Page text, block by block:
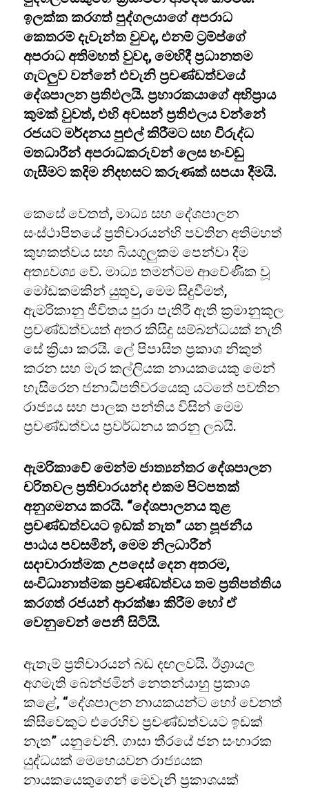
ඉලක්ක කරගත් පුද්ගලයාගේ අපරාධ
කෙතරම් දැවැන්ත වුවද, එනම් ට්‍රම්ප්ගේ
අපරාධ අතිමහත් වුවද, මෙහිදී ප්‍රධානතම
ගැටලුව වන්නේ එවැනි ප්‍රචණ්ඩත්වයේ
දේශපාලන ප්‍රතිඵලයි. ප්‍රහාරකයාගේ අභිප්‍රාය
කුමක් වුවත්, එහි අවසන් ප්‍රතිඵලය වන්නේ
රජයට මර්දනය පුළුල් කිරීමට සහ විරුද්ධ
මතධාරීන් අපරාධකරුවන් ලෙස හංවඩු
ගැසීමට කදිම නිදහසට කරුණක් සපයා දීමයි.
කෙසේ වෙතත්, මාධ්‍ය සහ දේශපාලන
සංස්ථාපිතයේ ප්‍රතිචාරයන්හි පවතින අතිමහත්
කුහකත්වය සහ බියගුලුකම පෙන්වා දීම
අත්‍යවශ්‍ය වේ. මාධ්‍ය තමන්ටම ආවේණික වූ
මෝඩකමකින් යුතුව, මෙම සිදුවීමත්,
ඇමරිකානු ජීවිතය පුරා පැතිරී ඇති ක්‍රමානුකූල
ප්‍රචණ්ඩත්වයත් අතර කිසිදු සම්බන්ධයක් නැති
සේ ක්‍රියා කරයි. ලේ පිපාසිත ප්‍රකාශ නිකුත්
කරන සහ මැර කල්ලියක නායකයෙකු මෙන්
හැසිරෙන ජනාධිපතිවරයෙකු යටතේ පවතින
රාජ්‍යය සහ පාලක පන්තිය විසින් මෙම
ප්‍රචණ්ඩත්වය ප්‍රවර්ධනය කරනු ලබයි.
ඇමරිකාවේ මෙන්ම ජාත්‍යන්තර දේශපාලන
චරිතවල ප්‍රතිචාරයන්ද එකම පිටපතක්
අනුගමනය කරයි. “දේශපාලනය තුළ
ප්‍රචණ්ඩත්වයට ඉඩක් නැත” යන පූජනීය
පාඨය පවසමින්, මෙම නිලධාරීන්
සදාචාරාත්මක උපදෙස් දෙන අතරම,
සංවිධානාත්මක ප්‍රචණ්ඩත්වය තම ප්‍රතිපත්තිය
කරගත් රජයන් ආරක්ෂා කිරීම හෝ ඒ
වෙනුවෙන් පෙනී සිටියි.
ඇතැම් ප්‍රතිචාරයන් බඩ දඟලවයි. ඊශ්‍රායල
අගමැති බෙන්ජමින් නෙතන්යාහු ප්‍රකාශ
කළේ, “දේශපාලන නායකයන්ට හෝ වෙනත්
කිසිවෙකුට එරෙහිව ප්‍රචණ්ඩත්වයට ඉඩක්
නැත” යනුවෙනි. ගාසා තීරයේ ජන සංහාරක
යුද්ධයක් මෙහෙයවන රාජ්‍යයක
නායකයෙකුගෙන් මෙවැනි ප්‍රකාශයක්